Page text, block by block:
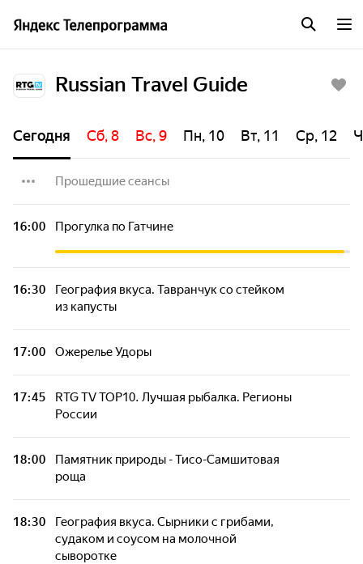
Russian Travel Guide
Сегодня Сб, 8 Вс, 9 Пн, 10 Вт, 11 Ср, 12
Прошедшие сеансы
Главный ботанический сад Российской
Рыболов и путешественник Дмитрий
Дроздов
Музей Фаберже
Коллекция Russian Travel Guide. Города.
Санкт-Петербург. Город на воде
Кавказская кухня ресторана "Гнездо
совы"
Живая сталь. Трамвай. Эпоха
возрождения
16:00 Прогулка по Гатчине
16:30
География вкуса. Тавранчук со стейком
из капусты
17:00 Ожерелье Удоры
17:45
RTG TV TOP10. Лучшая рыбалка. Регионы
России
18:00
Памятник природы - Тисо-Самшитовая
роща
18:30
География вкуса. Сырники с грибами,
судаком и соусом на молочной
сыворотке